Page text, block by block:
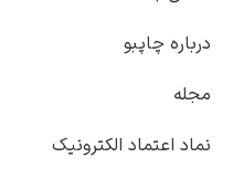
الکترونیک